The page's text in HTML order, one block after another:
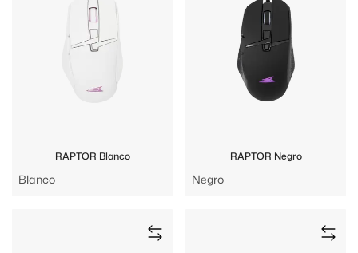
RAPTOR Blanco
Blanco
RAPTOR Negro
Negro